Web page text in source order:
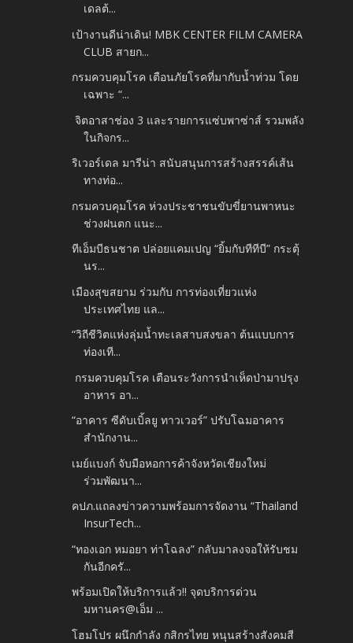
เดลต้...
เป้างานดีน่าเดิน! MBK CENTER FILM CAMERA
CLUB สายก...
กรมควบคุมโรค เตือนภัยโรคที่มากับน้ำท่วม โดย
เฉพาะ “...
จิตอาสาช่อง 3 และรายการแซ่บพาซ่าส์ รวมพลัง
ในกิจกร...
ริเวอร์เดล มารีน่า สนับสนุนการสร้างสรรค์เส้น
ทางท่อ...
กรมควบคุมโรค ห่วงประชาชนขับขี่ยานพาหนะ
ช่วงฝนตก แนะ...
ทีเอ็มบีธนชาต ปล่อยแคมเปญ “ยิ้มกับทีทีบี” กระตุ้
นร...
เมืองสุขสยาม ร่วมกับ การท่องเที่ยวแห่ง
ประเทศไทย แล...
“วิถีชีวิตแห่งลุ่มน้ำทะเลสาบสงขลา ต้นแบบการ
ท่องเที...
กรมควบคุมโรค เตือนระวังการนำเห็ดป่ามาปรุง
อาหาร อา...
“อาคาร ซีดับเบิ้ลยู ทาวเวอร์” ปรับโฉมอาคาร
สำนักงาน...
เมย์แบงก์ จับมือหอการค้าจังหวัดเชียงใหม่
ร่วมพัฒนา...
คปภ.แถลงข่าวความพร้อมการจัดงาน “Thailand
InsurTech...
“ทองเอก หมอยา ท่าโฉลง” กลับมาลงจอให้รับชม
กันอีกครั...
พร้อมเปิดให้บริการแล้ว!! จุดบริการด่วน
มหานคร@เอ็ม ...
โฮมโปร ผนึกกำลัง กสิกรไทย หนุนสร้างสังคมสี